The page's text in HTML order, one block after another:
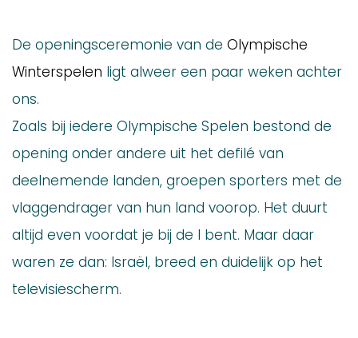
De openingsceremonie van de Olympische
Winterspelen ligt alweer een paar weken achter
ons.
Zoals bij iedere Olympische Spelen bestond de
opening onder andere uit het defilé van
deelnemende landen, groepen sporters met de
vlaggendrager van hun land voorop. Het duurt
altijd even voordat je bij de I bent. Maar daar
waren ze dan: Israël, breed en duidelijk op het
televisiescherm.